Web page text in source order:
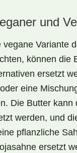
und
vegane Variante
können die
ersetzt
eine
Die Butter kann
werden, und
pflanzliche
ersetzt